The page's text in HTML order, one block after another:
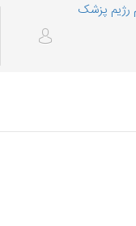
رژیم پزشک